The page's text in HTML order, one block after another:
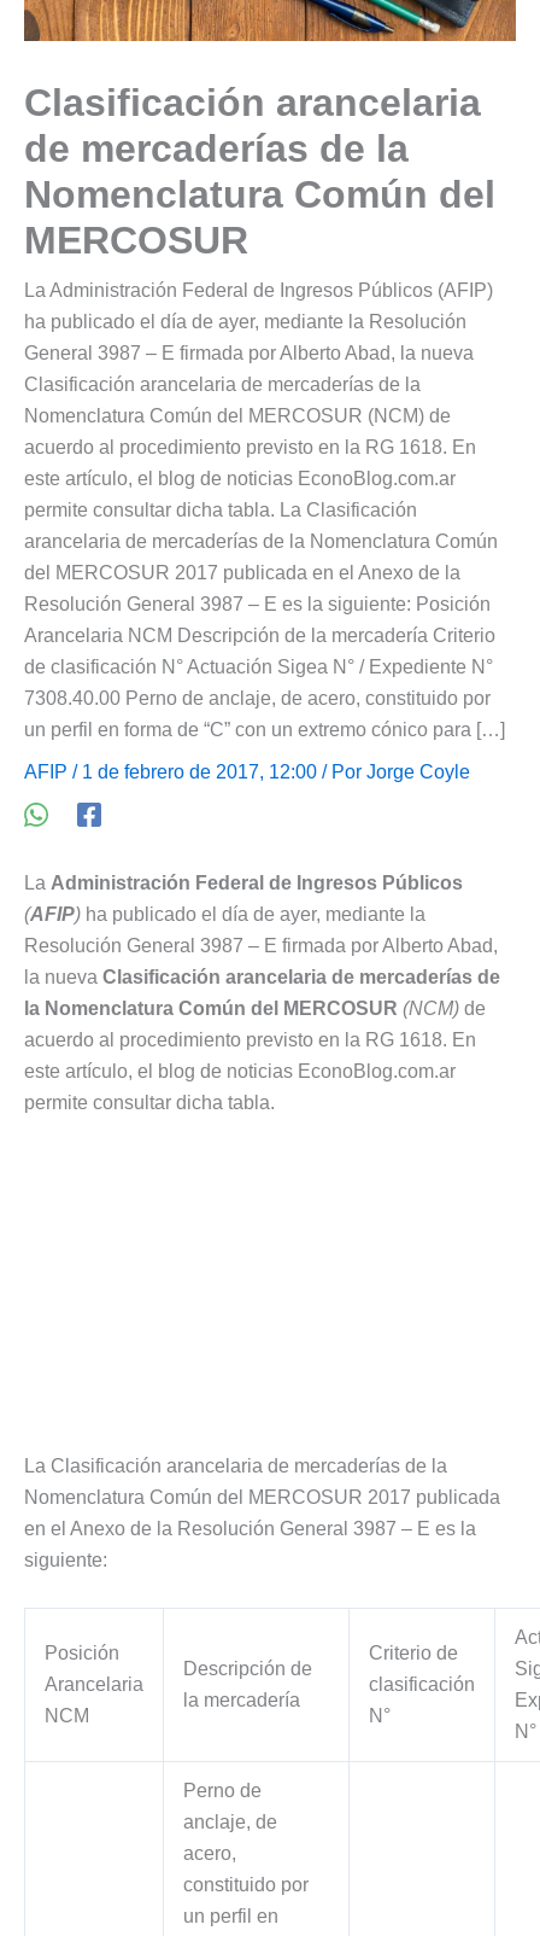
Clasificación arancelaria
de mercaderías de la
Nomenclatura Común del
MERCOSUR
La Administración Federal de Ingresos Públicos (AFIP)
ha publicado el día de ayer, mediante la Resolución
General 3987 – E firmada por Alberto Abad, la nueva
Clasificación arancelaria de mercaderías de la
Nomenclatura Común del MERCOSUR (NCM) de
acuerdo al procedimiento previsto en la RG 1618. En
este artículo, el blog de noticias EconoBlog.com.ar
permite consultar dicha tabla. La Clasificación
arancelaria de mercaderías de la Nomenclatura Común
del MERCOSUR 2017 publicada en el Anexo de la
Resolución General 3987 – E es la siguiente: Posición
Arancelaria NCM Descripción de la mercadería Criterio
de clasificación N° Actuación Sigea N° / Expediente N°
7308.40.00 Perno de anclaje, de acero, constituido por
un perfil en forma de “C” con un extremo cónico para […]
AFIP / 1 de febrero de 2017, 12:00 / Por Jorge Coyle
La Administración Federal de Ingresos Públicos
(AFIP) ha publicado el día de ayer, mediante la
Resolución General 3987 – E firmada por Alberto Abad,
la nueva Clasificación arancelaria de mercaderías de
la Nomenclatura Común del MERCOSUR (NCM) de
acuerdo al procedimiento previsto en la RG 1618. En
este artículo, el blog de noticias EconoBlog.com.ar
permite consultar dicha tabla.
La Clasificación arancelaria de mercaderías de la
Nomenclatura Común del MERCOSUR 2017 publicada
en el Anexo de la Resolución General 3987 – E es la
siguiente:
Posición
Arancelaria
NCM
Descripción de
la mercadería
Criterio de
clasificación
N°
N°
Perno de
anclaje, de
acero,
constituido por
un perfil en